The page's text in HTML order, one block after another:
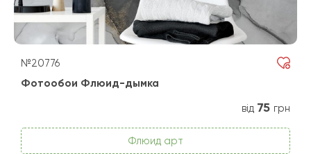
№20776
Фотообои Флюид-дымка
від 75 грн
Флюид арт